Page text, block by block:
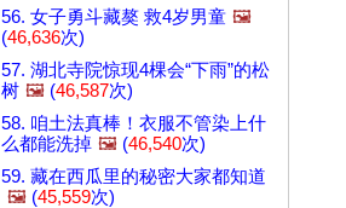
56. 女子勇斗藏獒 救4岁男童 🖼️
(46,636次)
57. 湖北寺院惊现4棵会“下雨”的松
树 🖼️ (46,587次)
58. 咱土法真棒！衣服不管染上什
么都能洗掉 🖼️ (46,540次)
59. 藏在西瓜里的秘密大家都知道
🖼️ (45,559次)